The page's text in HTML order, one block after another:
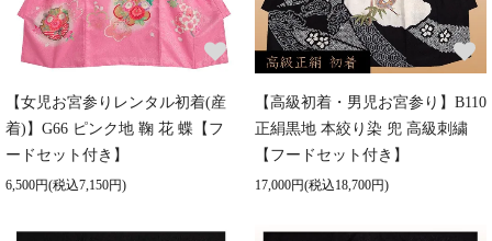
【女児お宮参りレンタル初着(産
着)】G66 ピンク地 鞠 花 蝶【フ
ードセット付き】
6,500円(税込7,150円)
【高級初着・男児お宮参り】B110
正絹黒地 本絞り染 兜 高級刺繍
【フードセット付き】
17,000円(税込18,700円)